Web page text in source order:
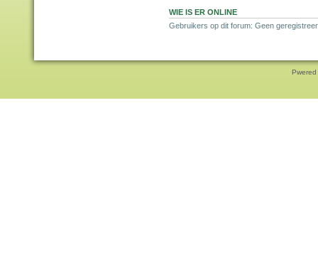
WIE IS ER ONLINE
Gebruikers op dit forum: Geen